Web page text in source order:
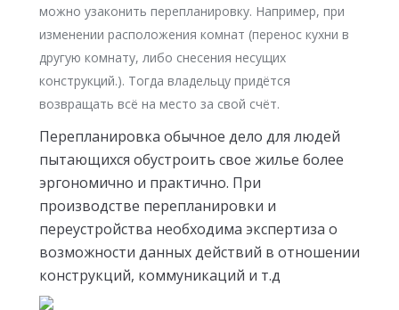
можно узаконить перепланировку. Например, при
изменении расположения комнат (перенос кухни в
другую комнату, либо снесения несущих
конструкций.). Тогда владельцу придётся
возвращать всё на место за свой счёт.
Перепланировка обычное дело для людей
пытающихся обустроить свое жилье более
эргономично и практично. При
производстве перепланировки и
переустройства необходима экспертиза о
возможности данных действий в отношении
конструкций, коммуникаций и т.д